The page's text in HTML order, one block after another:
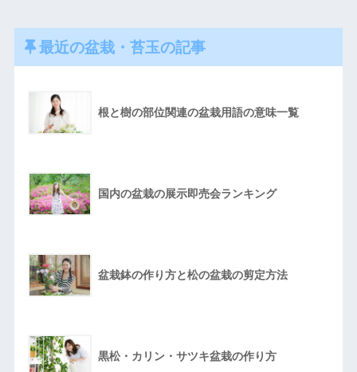
最近の盆栽・苔玉の記事
根と樹の部位関連の盆栽用語の意味一覧
国内の盆栽の展示即売会ランキング
盆栽鉢の作り方と松の盆栽の剪定方法
黒松・カリン・サツキ盆栽の作り方